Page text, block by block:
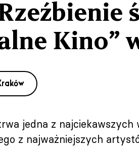
Kino”
jedna z najciekawszych
z najważniejszych